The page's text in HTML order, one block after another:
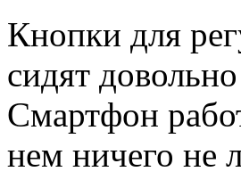
Кнопки для
сидят
Смартфон
нем ничего не